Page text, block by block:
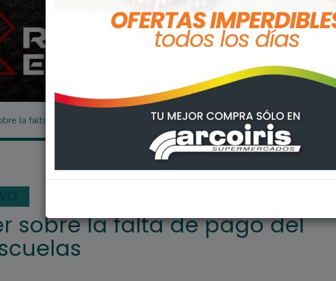
la falta de pago del FAE a las escuelas
ARROYO SECO
sobre la falta de pago del